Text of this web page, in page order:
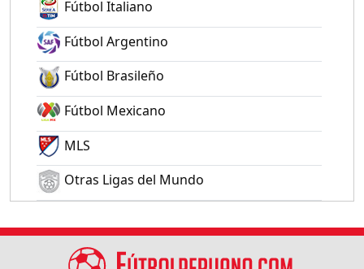
Fútbol Italiano
Fútbol Argentino
Fútbol Brasileño
Fútbol Mexicano
MLS
Otras Ligas del Mundo